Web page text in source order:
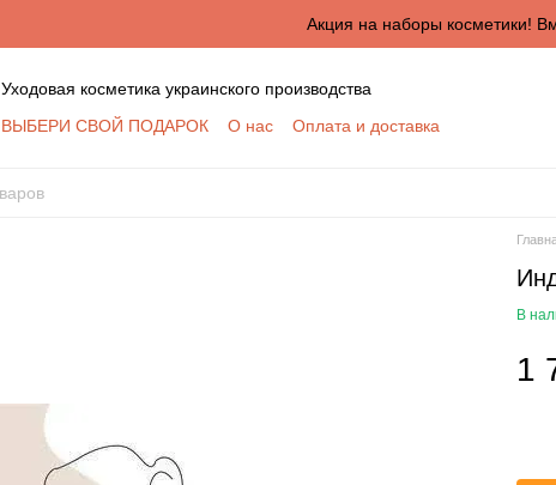
Акция на наборы косметики!
Уходовая косметика украинского производства
ВЫБЕРИ СВОЙ ПОДАРОК
О нас
Оплата и доставка
Косметика оптом: условия сотрудничества для оптовых покупателей
В
1